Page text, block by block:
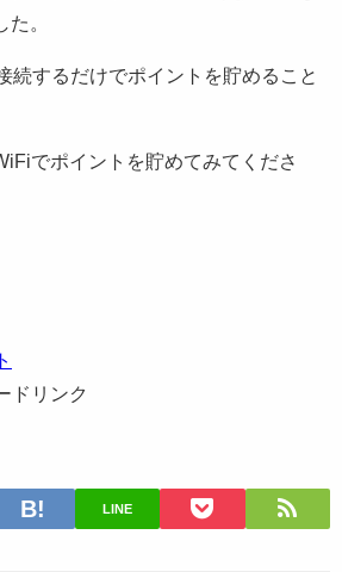
。
続するだけでポイントを貯めること
でポイントを貯めてみてくださ
ドリンク
LINE